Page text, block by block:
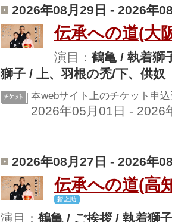
2026年08月29日 - 2026年
伝承への道(大
演目： 鶴亀 / 執着獅
獅子 / 上、羽根の禿/下、供奴
本webサイト上のチケット申
2026年05月01日 - 2026
2026年08月27日 - 2026年
伝承への道(高
演目： 鶴亀 / ご挨拶 / 執着獅